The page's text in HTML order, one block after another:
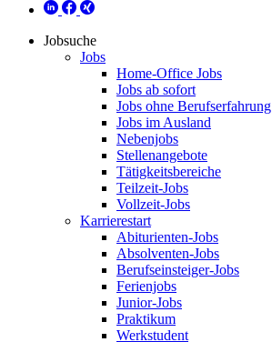
Jobsuche
Jobs
Home-Office Jobs
Jobs ab sofort
Jobs ohne Berufserfahrung
Jobs im Ausland
Nebenjobs
Stellenangebote
Tätigkeitsbereiche
Teilzeit-Jobs
Vollzeit-Jobs
Karrierestart
Abiturienten-Jobs
Absolventen-Jobs
Berufseinsteiger-Jobs
Ferienjobs
Junior-Jobs
Praktikum
Werkstudent